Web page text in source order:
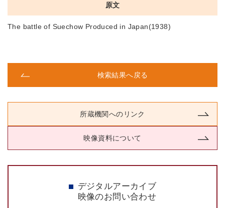
原文
The battle of Suechow Produced in Japan(1938)
検索結果へ戻る
所蔵機関へのリンク
映像資料について
デジタルアーカイブ
映像のお問い合わせ